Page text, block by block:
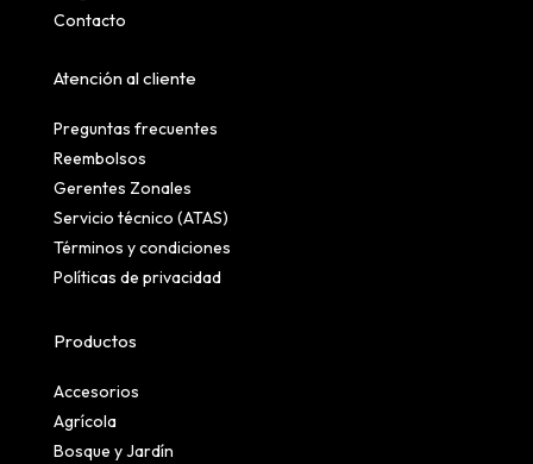
Contacto
Atención al cliente
Preguntas frecuentes
Reembolsos
Gerentes Zonales
Servicio técnico (ATAS)
Términos y condiciones
Políticas de privacidad
Productos
Accesorios
Agrícola
Bosque y Jardín